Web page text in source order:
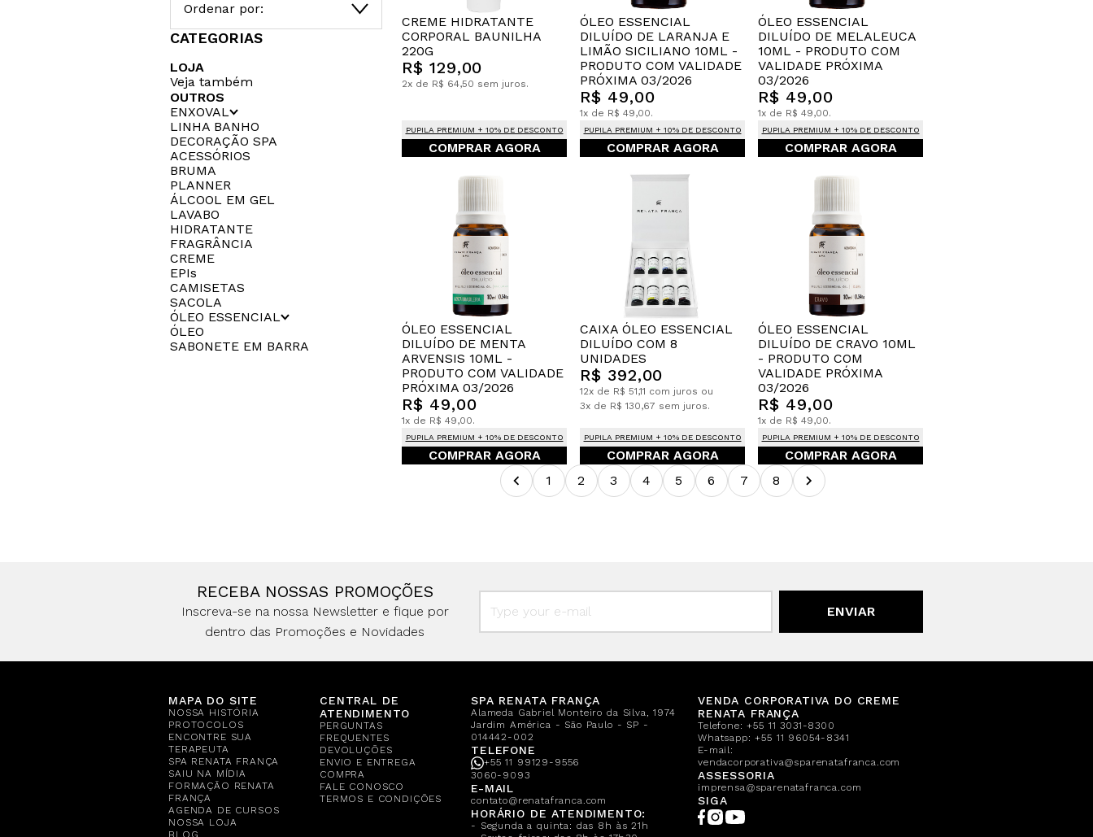
Ordenar por:
CATEGORIAS
LOJA
Veja também
OUTROS
ENXOVAL
LINHA BANHO
DECORAÇÃO SPA
ACESSÓRIOS
BRUMA
PLANNER
ÁLCOOL EM GEL
LAVABO
HIDRATANTE
FRAGRÂNCIA
CREME
EPIs
CAMISETAS
SACOLA
ÓLEO ESSENCIAL
ÓLEO
SABONETE EM BARRA
CREME HIDRATANTE
CORPORAL BAUNILHA
220G
R$ 129,00
2x de R$ 64,50 sem juros.
PUPILA PREMIUM + 10% DE DESCONTO
COMPRAR AGORA
ÓLEO ESSENCIAL
DILUÍDO DE LARANJA E
LIMÃO SICILIANO 10ML -
PRODUTO COM VALIDADE
PRÓXIMA 03/2026
R$ 49,00
1x de R$ 49,00.
PUPILA PREMIUM + 10% DE DESCONTO
COMPRAR AGORA
ÓLEO ESSENCIAL
DILUÍDO DE MELALEUCA
10ML - PRODUTO COM
VALIDADE PRÓXIMA
03/2026
R$ 49,00
1x de R$ 49,00.
PUPILA PREMIUM + 10% DE DESCONTO
COMPRAR AGORA
ÓLEO ESSENCIAL
DILUÍDO DE MENTA
ARVENSIS 10ML -
PRODUTO COM VALIDADE
PRÓXIMA 03/2026
R$ 49,00
1x de R$ 49,00.
PUPILA PREMIUM + 10% DE DESCONTO
COMPRAR AGORA
CAIXA ÓLEO ESSENCIAL
DILUÍDO COM 8
UNIDADES
R$ 392,00
12x de R$ 51,11 com juros ou
3x de R$ 130,67 sem juros.
PUPILA PREMIUM + 10% DE DESCONTO
COMPRAR AGORA
ÓLEO ESSENCIAL
DILUÍDO DE CRAVO 10ML
- PRODUTO COM
VALIDADE PRÓXIMA
03/2026
R$ 49,00
1x de R$ 49,00.
PUPILA PREMIUM + 10% DE DESCONTO
COMPRAR AGORA
1
2 3 4 5 6 7 8
RECEBA NOSSAS PROMOÇÕES
Inscreva-se na nossa Newsletter e fique por
dentro das Promoções e Novidades
ENVIAR
MAPA DO SITE
NOSSA HISTÓRIA
PROTOCOLOS
ENCONTRE SUA
TERAPEUTA
SPA RENATA FRANÇA
SAIU NA MÍDIA
FORMAÇÃO RENATA
FRANÇA
AGENDA DE CURSOS
NOSSA LOJA
BLOG
CENTRAL DE
ATENDIMENTO
PERGUNTAS
FREQUENTES
DEVOLUÇÕES
ENVIO E ENTREGA
COMPRA
FALE CONOSCO
TERMOS E CONDIÇÕES
SPA RENATA FRANÇA
Alameda Gabriel Monteiro da Silva, 1974
Jardim América - São Paulo - SP -
014442-002
TELEFONE
+55 11 99129-9556
3060-9093
E-MAIL
contato@renatafranca.com
HORÁRIO DE ATENDIMENTO:
- Segunda a quinta: das 8h às 21h
VENDA CORPORATIVA DO CREME
RENATA FRANÇA
Telefone:+55 11 3031-8300
Whatsapp:+55 11 96054-8341
E-mail:
vendacorporativa@sparenatafranca.com
ASSESSORIA
imprensa@sparenatafranca.com
SIGA